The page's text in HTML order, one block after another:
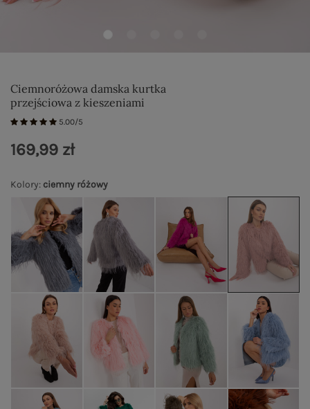
Ciemnoróżowa damska kurtka
przejściowa z kieszeniami
5.00/5
Kolory: ciemny różowy
169,99 zł